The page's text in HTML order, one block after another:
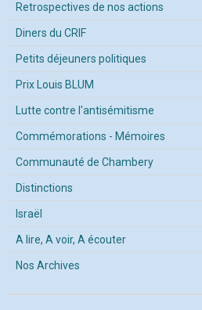
Retrospectives de nos actions
Diners du CRIF
Petits déjeuners politiques
Prix Louis BLUM
Lutte contre l'antisémitisme
Commémorations - Mémoires
Communauté de Chambery
Distinctions
Israël
A lire, A voir, A écouter
Nos Archives